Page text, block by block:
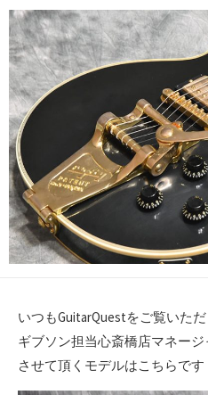
日
いつもGuitarQuestをご覧いた
ギブソン担当心斎橋店マネー
させて頂くモデルはこちらです